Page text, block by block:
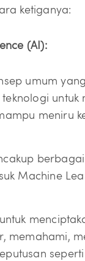
ketiganya:
(AI):
umum
untuk
meniru
Machine
memahami,